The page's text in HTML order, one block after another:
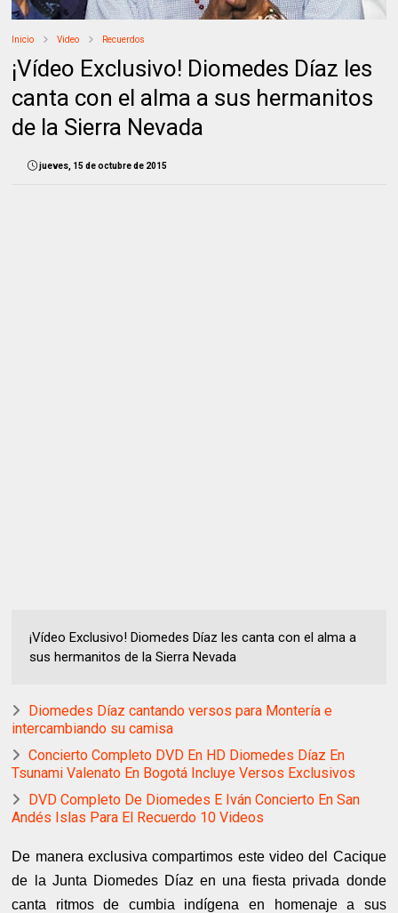
Inicio Video Recuerdos
¡Vídeo Exclusivo! Diomedes Díaz les
canta con el alma a sus hermanitos
de la Sierra Nevada
jueves, 15 de octubre de 2015
¡Vídeo Exclusivo! Diomedes Díaz les canta con el alma a
sus hermanitos de la Sierra Nevada
Diomedes Díaz cantando versos para Montería e
intercambiando su camisa
Concierto Completo DVD En HD Diomedes Díaz En
Tsunami Valenato En Bogotá Incluye Versos Exclusivos
DVD Completo De Diomedes E Iván Concierto En San
Andés Islas Para El Recuerdo 10 Videos
De manera exclusiva compartimos este video del Cacique
de la Junta Diomedes Díaz en una fiesta privada donde
canta ritmos de cumbia indígena en homenaje a sus